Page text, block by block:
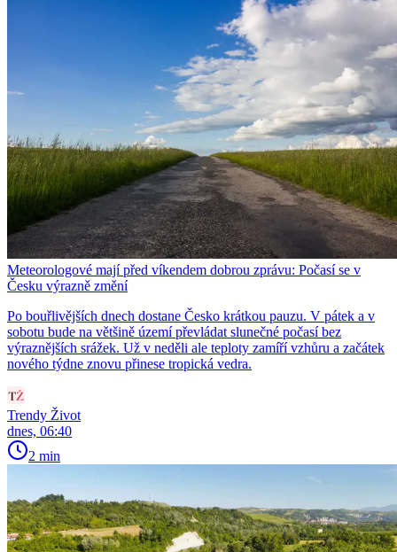
Meteorologové mají před víkendem dobrou zprávu: Počasí se v
Česku výrazně změní
Po bouřlivějších dnech dostane Česko krátkou pauzu. V pátek a v
sobotu bude na většině území převládat slunečné počasí bez
výraznějších srážek. Už v neděli ale teploty zamíří vzhůru a začátek
nového týdne znovu přinese tropická vedra.
Trendy Život
dnes, 06:40
2 min